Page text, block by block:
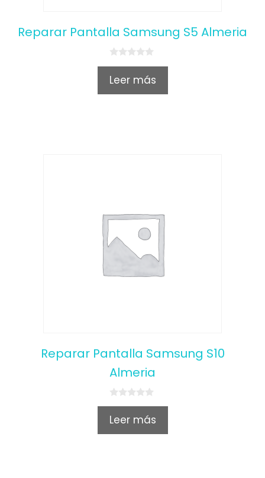
Reparar Pantalla Samsung S5 Almeria
0
u
Leer más
Reparar Pantalla Samsung S10
Almeria
0
u
Leer más